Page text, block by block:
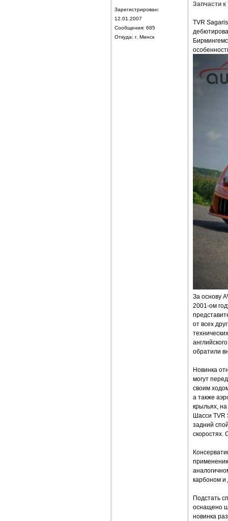
Зарегистрирован:
12.01.2007
Сообщения: 685
Откуда: г. Минск
Запчасти к
TVR
За основу
2001-ом
от всех
обратили
Новинка
могут
своим
а также
крыльях,
Шасси TVR
задний
скоростях.
карбоном
Подстать
оснащено
новинка